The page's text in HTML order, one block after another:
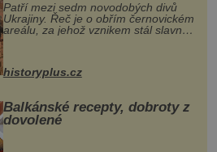
Patří mezi sedm novodobých divů
Ukrajiny. Řeč je o obřím černovickém
areálu, za jehož vznikem stál slavný
český architekt Josef Hlávka. Ten si
na něm dal mimořádně záležet. Jeho
historyplus.cz
Balkánské recepty, dobroty z
dovolené